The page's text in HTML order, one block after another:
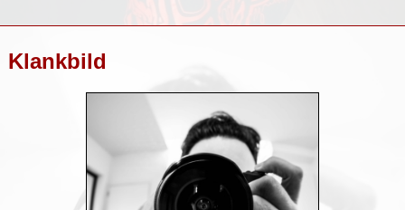
Klankbild